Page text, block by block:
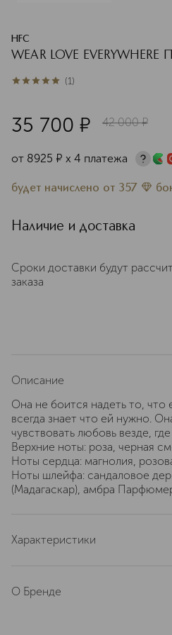
HFC
WEAR LOVE
5из 51 (1)
35 700 ¤ 42 000 ¤
от 8925 ¤ х 4 платежа
будет начислено от 357
Наличие и доставка
Сроки доставки будут
заказа
Описание
Она не боится надеть то,
всегда знает что ей нужно.
чувствовать любовь везде,
Верхние ноты: роза, черная
Ноты сердца: магнолия,
Ноты шлейфа: сандаловое
(Мадагаскар), амбра
Характеристики
артикул
О Бренде